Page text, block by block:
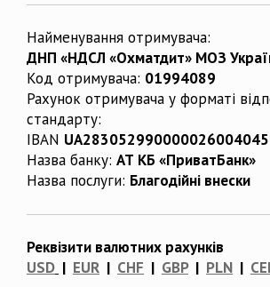
Найменування отримувача:
ДНП «НДСЛ «Охматдит» МОЗ
Код отримувача: 01994089
Рахунок отримувача у форматі
стандарту:
IBAN
Назва банку: АТ КБ «ПриватБанк»
Назва послуги: Благодійні внески
Реквізити валютних рахунків
USD | EUR | CHF | GBP| PLN |